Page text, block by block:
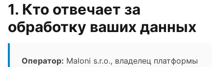
1. Кто отвечает за
обработку ваших данных
Оператор: Maloni s.r.o., владелец платформы